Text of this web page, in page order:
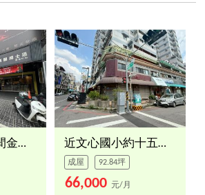
四通八達大空間金店面 近文心國小約十五米寬角店
成屋 92.84坪
66,000 元/月